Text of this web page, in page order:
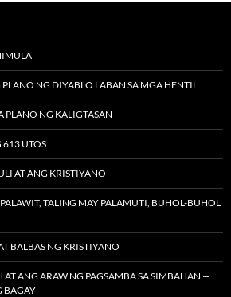
NG DIYABLO LABAN SA MGA HENTIL
PLANO NG KALIGTASAN
613 UTOS
AT ANG KRISTIYANO
TALING MAY PALAMUTI, BUHOL-BUHOL
BALBAS NG KRISTIYANO
AT ANG ARAW NG PAGSAMBA SA SIMBAHAN —
BAGAY